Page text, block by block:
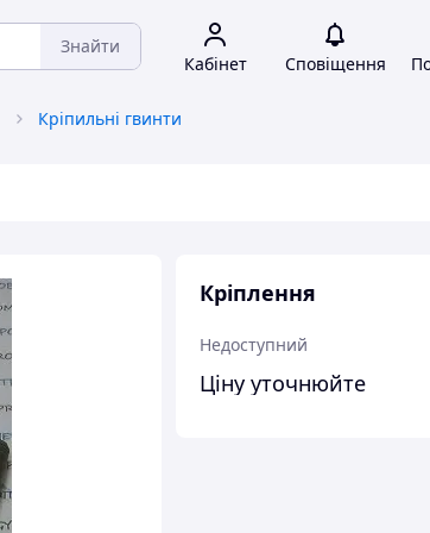
Знайти
Кабінет Сповіщення
Кріпильні гвинти
Кріплення
Недоступний
Ціну уточнюйте